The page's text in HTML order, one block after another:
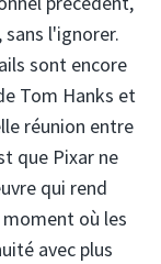
l'ignorer.
sont encore
Tom Hanks et
réunion entre
que Pixar ne
qui rend
où les
avec plus